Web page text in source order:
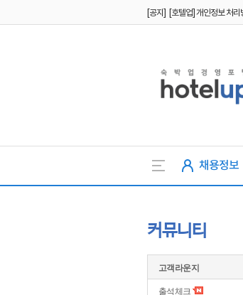
채용정보
커뮤니티
고객라운지
출석체크